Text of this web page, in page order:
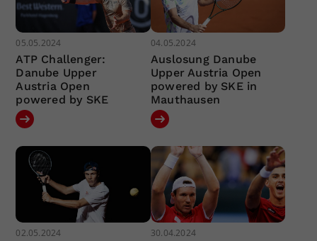
05.05.2024
ATP Challenger:
Danube Upper
Austria Open
powered by SKE
04.05.2024
Auslosung Danube
Upper Austria Open
powered by SKE in
Mauthausen
02.05.2024 30.04.2024